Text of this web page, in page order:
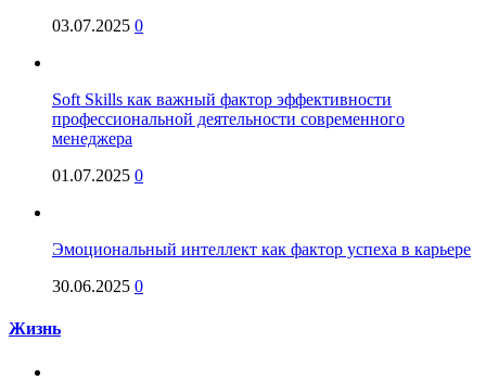
03.07.2025 0
Soft Skills как важный фактор эффективности
профессиональной деятельности современного
менеджера
01.07.2025 0
Эмоциональный интеллект как фактор успеха в карьере
30.06.2025 0
Жизнь